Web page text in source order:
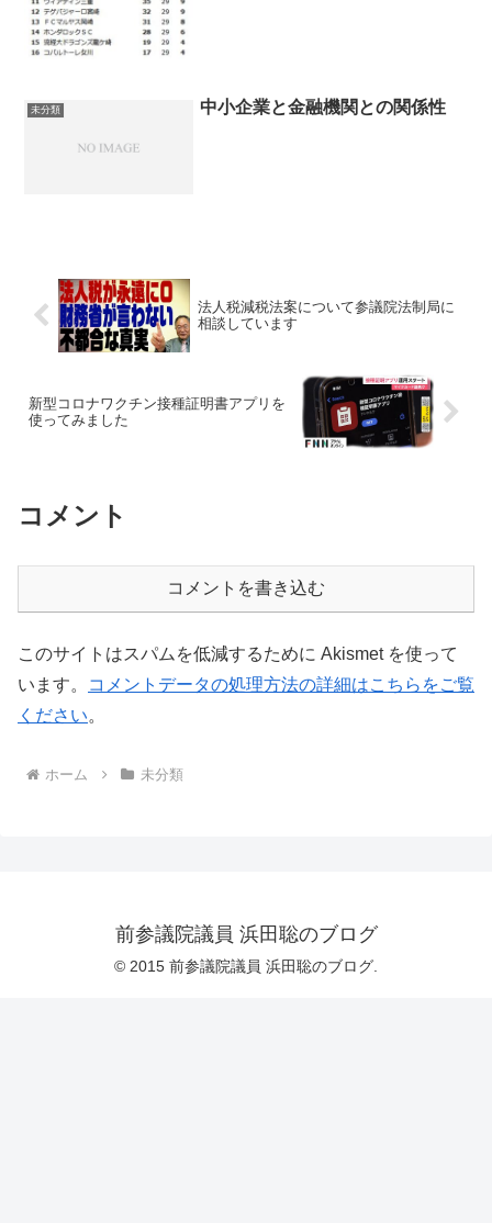
未分類 中小企業と金融機関との関係性
法人税減税法案について参議院法制局に
相談しています
新型コロナワクチン接種証明書アプリを
使ってみました
コメント
コメントを書き込む
このサイトはスパムを低減するために Akismet を使って
います。
コメントデータの処理方法の詳細はこちらをご覧
ください。
ホーム 未分類
前参議院議員 浜田聡のブログ
© 2015 前参議院議員 浜田聡のブログ.